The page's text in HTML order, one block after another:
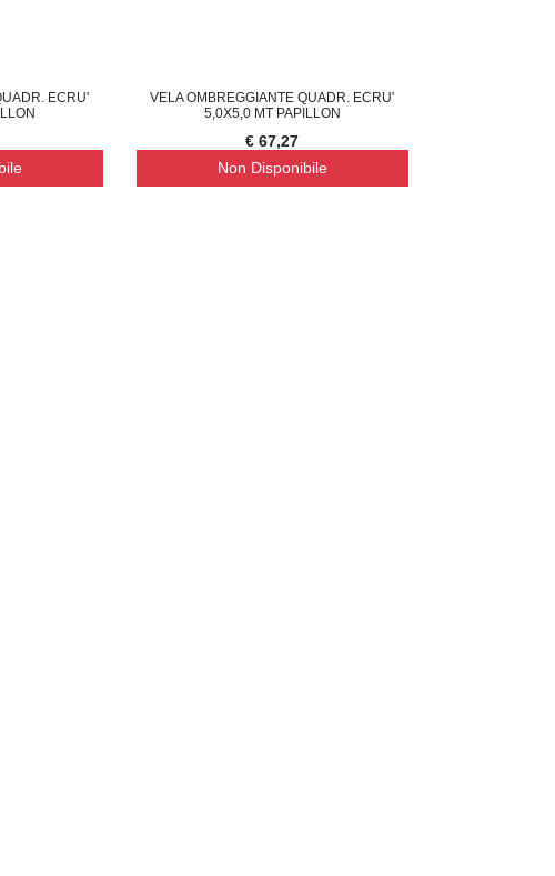
ECRU'
VELA OMBREGGIANTE QUADR. ECRU'
5,0X5,0 MT PAPILLON
€ 67,27
Non Disponibile